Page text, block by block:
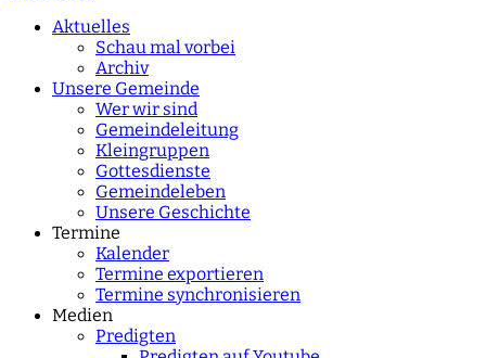
Aktuelles
Schau mal vorbei
Archiv
Unsere Gemeinde
Wer wir sind
Gemeindeleitung
Kleingruppen
Gottesdienste
Gemeindeleben
Unsere Geschichte
Termine
Kalender
Termine exportieren
Termine synchronisieren
Medien
Predigten